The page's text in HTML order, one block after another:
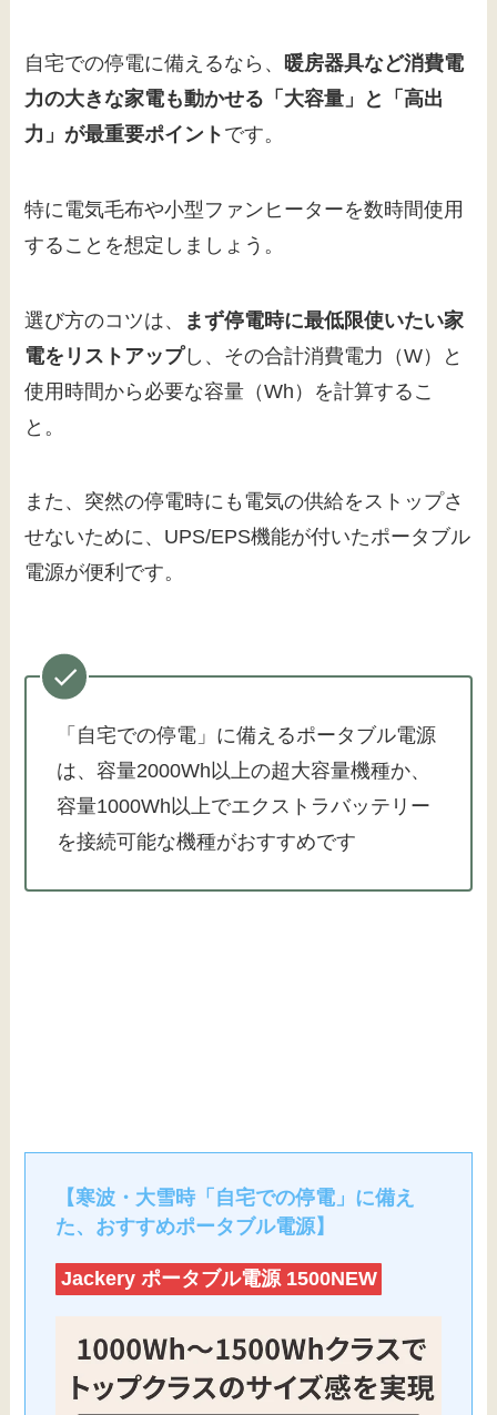
自宅での停電に備えるなら、 暖房器具など消費電
力の大きな家電も動かせる「大容量」と「高出
力」が最重要ポイント です。
特に電気毛布や小型ファンヒーターを数時間使用
することを想定しましょう。
選び方のコツは、
まず停電時に最低限使いたい家
電をリストアップし、その合計消費電力（W）と
使用時間から必要な容量（Wh）を計算するこ
と。
また、突然の停電時にも電気の供給をストップさ
せないために、UPS/EPS機能が付いたポータブル
電源が便利です。
「自宅での停電」に備えるポータブル電源
は、容量2000Wh以上の超大容量機種か、
容量1000Wh以上でエクストラバッテリー
を接続可能な機種がおすすめです
【寒波・大雪時「自宅での停電」に備え
た、おすすめポータブル電源】
Jackery ポータブル電源 1500NEW